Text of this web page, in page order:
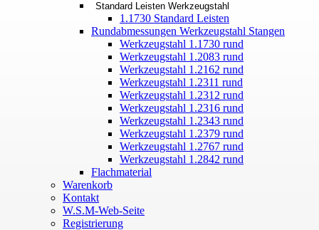
Standard Leisten Werkzeugstahl
1.1730 Standard Leisten
Rundabmessungen Werkzeugstahl Stangen
Werkzeugstahl 1.1730 rund
Werkzeugstahl 1.2083 rund
Werkzeugstahl 1.2162 rund
Werkzeugstahl 1.2311 rund
Werkzeugstahl 1.2312 rund
Werkzeugstahl 1.2316 rund
Werkzeugstahl 1.2343 rund
Werkzeugstahl 1.2379 rund
Werkzeugstahl 1.2767 rund
Werkzeugstahl 1.2842 rund
Flachmaterial
Warenkorb
Kontakt
W.S.M-Web-Seite
Registrierung